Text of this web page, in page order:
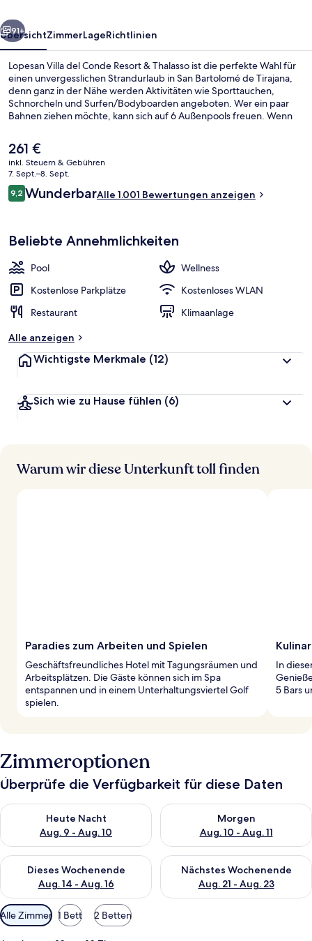
Thalasso
Weiter
91+
ÜbersichtZimmerLageRichtlinien
Lopesan Villa del Conde Resort & Thalasso ist die perfekte Wahl für
einen unvergesslichen Strandurlaub in San Bartolomé de Tirajana,
denn ganz in der Nähe werden Aktivitäten wie Sporttauchen,
Schnorcheln und Surfen/Bodyboarden angeboten. Wer ein paar
Bahnen ziehen möchte, kann sich auf 6 Außenpools freuen. Wenn
Wellnessbereich mit klassischen Massagen, Ganzkörperwickeln und
Gesichtsbehandlungen verwöhnen lassen. La Plaza ist auf
internationale Küche spezialisiert und serviert Frühstück und
Abendessen. Als weitere Highlights bietet dieses Hotel im
luxuriösen Stil 2 Poolbars, einen kostenlosen Kinderclub und ein
Fitnesscenter. Andere Reisende haben viel Gutes über das
Der
aktuelle
Preis
beträgt
261 €.
261 €
inkl. Steuern & Gebühren
7. Sept.–8. Sept.
Bewertungen
9,29,2 von 10.
WunderbarAlle 1.001 Bewertungen anzeigen
Beliebte Annehmlichkeiten
Pool
Wellness
Kostenlose Parkplätze
Kostenloses WLAN
Restaurant
Klimaanlage
Alle anzeigen
Wichtigste Merkmale (12)
Sich wie zu Hause fühlen (6)
Warum wir diese Unterkunft toll finden
Paradies zum Arbeiten und Spielen
Geschäftsfreundliches Hotel mit Tagungsräumen und
Arbeitsplätzen. Die Gäste können sich im Spa
entspannen und in einem Unterhaltungsviertel Golf
spielen.
In
5 Bars
Zimmeroptionen
Überprüfe die Verfügbarkeit für diese Daten
Heute Nacht
Aug. 9 - Aug. 10
Überprüfe die Verfügbarkeit für heute Nacht, Aug. 9 - Aug.
Morgen
Aug. 10 - Aug. 11
Überprüfe die Verfügbarkeit
Dieses Wochenende
Aug. 14 - Aug. 16
Überprüfe die Verfügbarkeit für dieses Wochenende, Aug. 14
Nächstes Wochenende
Aug. 21 - Aug. 23
Überprüfe die Verfügbarkeit
Verfügbare
Filter
Alle Zimmer 1 Bett 2 Betten